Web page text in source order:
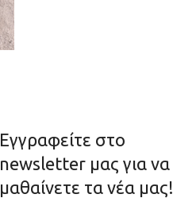
Εγγραφείτε στο
newsletter μας για να
μαθαίνετε τα νέα μας!